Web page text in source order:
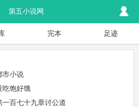
第五小说网
完本 足迹
市小说
吃饱好饿
一百七十九章讨公道